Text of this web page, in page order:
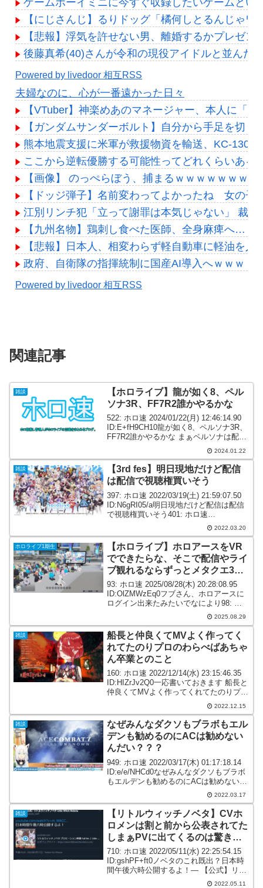
【にじさんじ】るりドッグ「橘何しとるんじゃワ
【悲報】浮気を許せない男、離婚するかプレゼ
後藤真希(40)さんが令和の現役アイドルと並んだ
Powered by livedoor 相互RSS
夫婦なのに、心が一番遠かった日々
【VTuber】神楽めあのマネージャー、本人に「
【ガンダムサンダーボルト】自分から手足を切
熊本地震支援に米軍が救援物資を輸送、KC-130
ここから逆転優勝する可能性ってどれくらいある
【画像】 のっぺらぼう、捕まるｗｗｗｗｗｗｗｗ
【ドッジ弾子】名前変わってよかったね 女の
江別リンチ犯「立って謝罪は本気じゃない」 裁
【九州名物】鶏刺し食べた医師、全身麻痺へ…「
【悲報】日本人、相変わらず軽自動車に軽油を
政府、自衛隊の指揮統制に国産AI導入へｗｗｗ「
Powered by livedoor 相互RSS
関連記事
雑談
【ホロライブ】龍が如く8、ペル
ソナ3R、FF7R2誰かやるかな
522: ホロ速 2024/01/22(月) 12:46:14.90
ID:E+fH9CH10龍が如く8、ペルソナ3R、
FF7R2誰かやるかな まぁペルソナは配信
許諾まで1年くらいかかるやろうけど525:
2024.01.22
雑談
【3rd fes】明日現地だけど配信
は配信で視聴権買いそう
397: ホロ速 2022/03/19(土) 21:59:07.50
ID:N6gRI05/a明日現地だけど配信は配信
で視聴権買いそう401: ホロ速
2022.03.20
ホロライブ1期生
【ホロライブ】ホロアースをVR
でできたらな、そこで配信やライ
ブ観れるならずっとメタクエ3活
用できるんだが
93: ホロ速 2025/08/28(木) 20:28:08.95
ID:OlZMWzEq0フブさん、ホロアースに
ログイン出来たみたいでなにより98: ホ
ロ速 2025/08/28(木) 20:30:51.392025.08.29
雑談
船長と仲良くてMVよく作ってく
れてたのりプロのわらべばあちゃ
ん卒業とのこと
160: ホロ速 2022/12/14(水) 23:15:46.35
ID:HIZrJv2Q0一応書いておきます 船長と
仲良くてMVよく作ってくれてたのりプロ
のわらべばあちゃん卒業とのこと181: ホ
2022.12.15
雑談
なぜみんなダクソもブラボもエル
デンも勧めるのにACは勧めない
んだい？？？
949: ホロ速 2022/03/17(木) 01:17:18.14
ID:e/e/NHCd0なぜみんなダクソもブラボ
もエルデンも勧めるのにACは勧めないん
だい？？？951: ホロ速 2022/03/17(木)
2022.03.17
雑談
【リトルウィッチノベタ】CVホ
ロメンは割と前から公表されてた
しまぁPVに出てくるのは驚きで
はないな
710: ホロ速 2022/05/11(水) 22:25:54.15
ID:gshPF+ft0ノベタのこれ既出？日本時
間午後六時公開するよ！— 【公式】リト
ルウィッチノベタ Little Witch Nobeta
2022.05.11